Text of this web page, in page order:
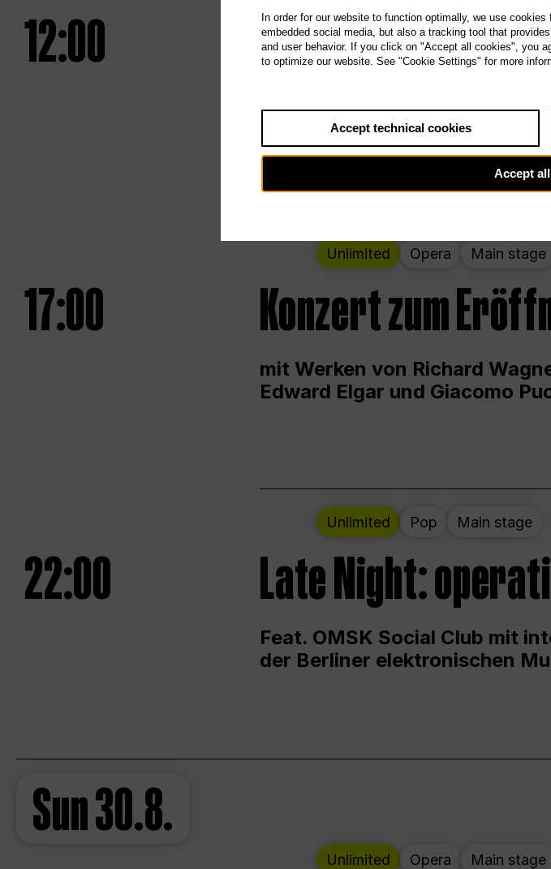
12:00 UNLESS THE
Von Samstag 12.00 bis
Unlimited Opera Main stage
17:00 Konzert zum
mit Werken von Richard
Edward Elgar und Giacomo
Unlimited Pop Main stage
22:00 Late Night:
Feat. OMSK Social Club mit
der Berliner elektronischen
Sun30.8.
Unlimited Opera Main stage
In order for our website to function optimally, we use
embedded social media, but also a tracking tool that
and user behavior. If you click on "Accept all cookies", you
to optimize our website. See "Cookie Settings" for more
Accept technical cookies
Accept